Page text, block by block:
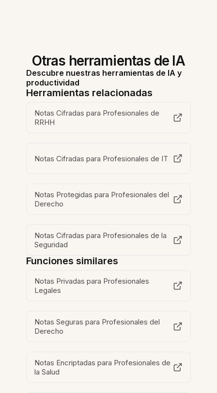
Otras herramientas de IA
Descubre nuestras herramientas de IA y
productividad
Herramientas relacionadas
Notas Cifradas para Profesionales de
RRHH
Notas Cifradas para Profesionales de IT
Notas Protegidas para Profesionales del
Derecho
Notas Cifradas para Profesionales de la
Seguridad
Funciones similares
Notas Privadas para Profesionales
Legales
Notas Seguras para Profesionales del
Derecho
Notas Encriptadas para Profesionales de
la Salud